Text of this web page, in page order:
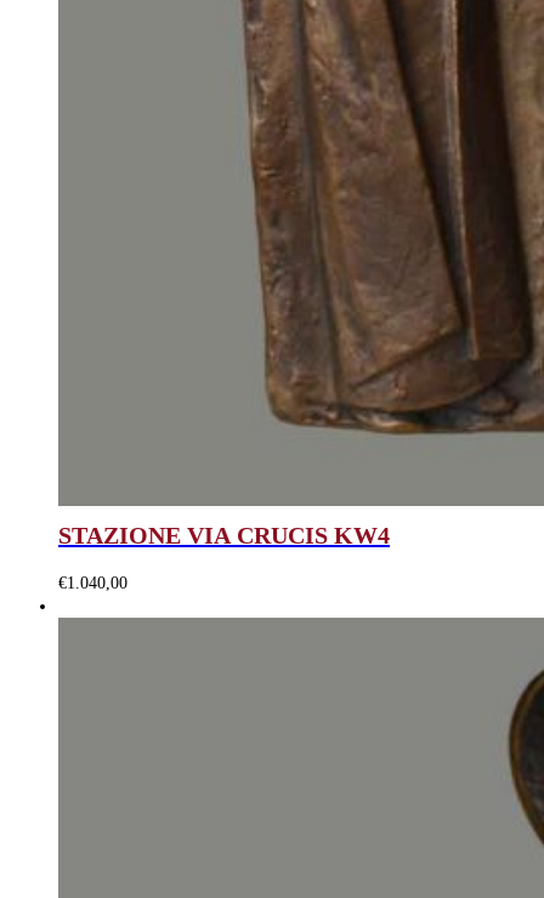
STAZIONE VIA CRUCIS KW4
€1.040,00